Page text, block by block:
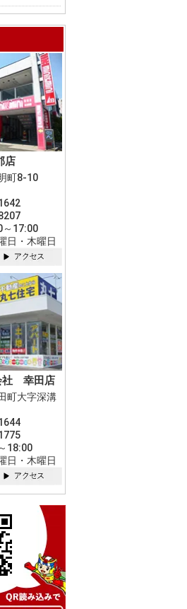
店
町8-10
～17:00
日・木曜日
社 幸田店
町大字深溝
18:00
日・木曜日